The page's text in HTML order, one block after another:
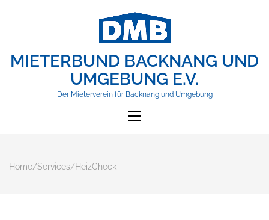
MIETERBUND BACKNANG UND
UMGEBUNG E.V.
Der Mieterverein für Backnang und Umgebung
Home/Services/HeizCheck